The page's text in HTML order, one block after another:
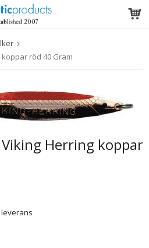
blivit tillagd i varukorgen
röd 40 Gram
Herring koppar